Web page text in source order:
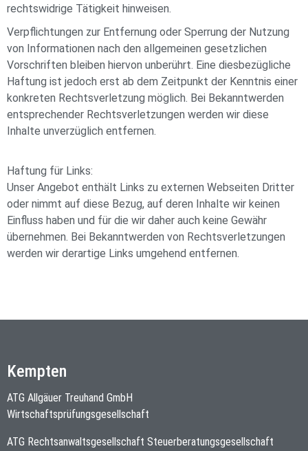
rechtswidrige Tätigkeit hinweisen.
Verpflichtungen zur Entfernung oder Sperrung der Nutzung
von Informationen nach den allgemeinen gesetzlichen
Vorschriften bleiben hiervon unberührt. Eine diesbezügliche
Haftung ist jedoch erst ab dem Zeitpunkt der Kenntnis einer
konkreten Rechtsverletzung möglich. Bei Bekanntwerden
entsprechender Rechtsverletzungen werden wir diese
Inhalte unverzüglich entfernen.
Haftung für Links:
Unser Angebot enthält Links zu externen Webseiten Dritter
oder nimmt auf diese Bezug, auf deren Inhalte wir keinen
Einfluss haben und für die wir daher auch keine Gewähr
übernehmen. Bei Bekanntwerden von Rechtsverletzungen
werden wir derartige Links umgehend entfernen.
Kempten
ATG Allgäuer Treuhand GmbH
Wirtschaftsprüfungsgesellschaft
ATG Rechtsanwaltsgesellschaft Steuerberatungsgesellschaft